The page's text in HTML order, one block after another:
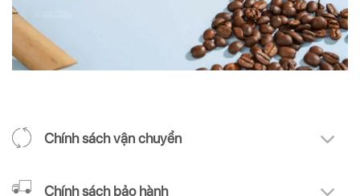
Chính sách vận chuyển
Chính sách bảo hành